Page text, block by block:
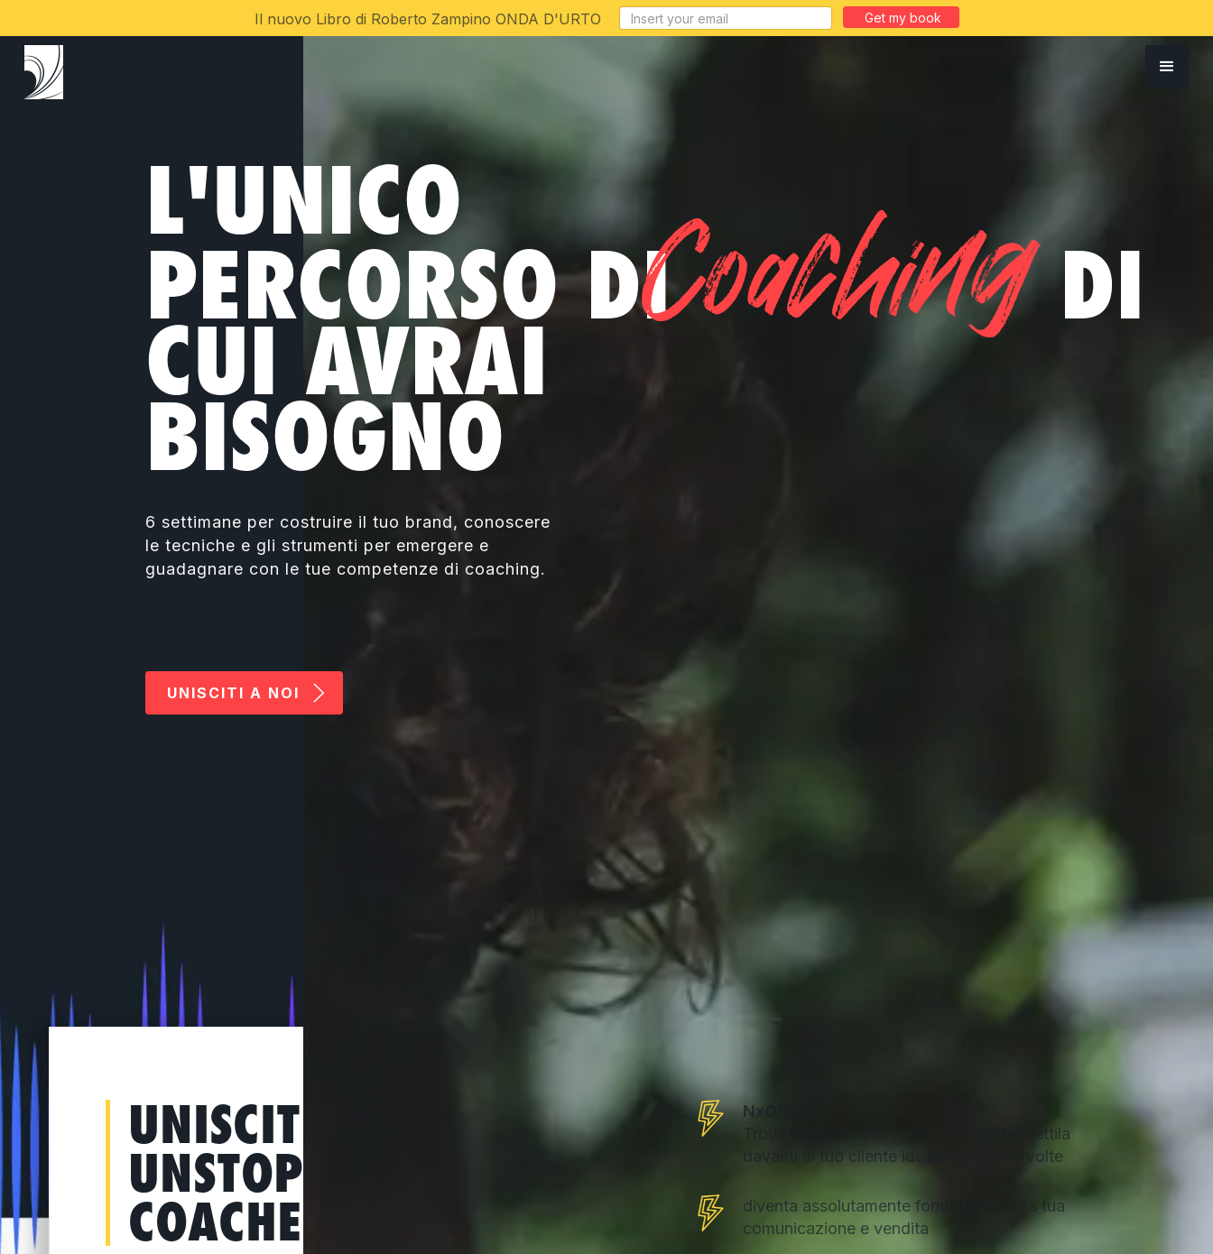
Il nuovo Libro di Roberto Zampino ONDA D'URTO
L'UNICO
PERCORSO DICoachingDI
CUI AVRAI
BISOGNO
6 settimane per costruire il tuo brand, conoscere
le tecniche e gli strumenti per emergere e
guadagnare con le tue competenze di coaching.
UNISCITI A NOI
UNISCITI AGLI
UNSTOPPABLE
COACHES
NxO/t=$
Trova la tua nicchia , crea un 'offerta mettila
davanti al tuo cliente ideale molteplici volte
diventa assolutamente formidabile nella tua
comunicazione e vendita